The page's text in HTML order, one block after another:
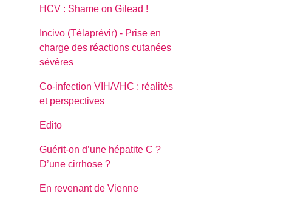
HCV : Shame on Gilead !
Incivo (Télaprévir) - Prise en
charge des réactions cutanées
sévères
Co-infection VIH/VHC : réalités
et perspectives
Edito
Guérit-on d’une hépatite C ?
D’une cirrhose ?
En revenant de Vienne